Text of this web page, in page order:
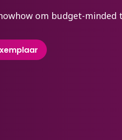
om budget-minded